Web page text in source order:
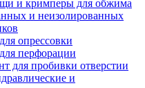
и кримперы для обжима
и неизолированных
опрессовки
перфорации
для пробивки отверстии
и